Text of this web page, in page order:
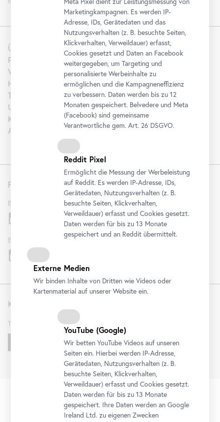
Über uns
Presse
Vermietung
Hochzeit
Tourism | B2B
Unterstützen
Karriere
Artothek
Kontakt
T
Schreiben Sie uns!
Folgen Sie uns
Belvedere
Belvedere 21
Fußzeile
Organisation AGB Datenschutz Impressum
Barrierefreiheitserklärung Hausordnung KI Cookies
2026Österreichische Galerie Belvedere
Marketingkampagnen. Es werden IP-
Adresse, IDs, Gerätedaten und das
Nutzungsverhalten (z. B. besuchte Seiten,
Klickverhalten, Verweildauer) erfasst,
Cookies gesetzt und Daten an Facebook
weitergegeben, um Targeting und
personalisierte Werbeinhalte zu
ermöglichen und die Kampagneneffizienz
zu verbessern. Daten werden bis zu 12
Monaten gespeichert. Belvedere und Meta
(Facebook) sind gemeinsame
Verantwortliche gem.Art. 26 DSGVO.
Reddit Pixel
Ermöglicht die Messung der Werbeleistung
auf Reddit. Es werden IP-Adresse, IDs,
Gerätedaten, Nutzungsverhalten (z. B.
besuchte Seiten, Klickverhalten,
Verweildauer) erfasst und Cookies gesetzt.
Daten werden für bis zu 13 Monate
gespeichert und an Reddit übermittelt.
Externe Medien
Wir binden Inhalte von Dritten wie Videos oder
Kartenmaterial auf unserer Website ein.
YouTube (Google)
Wir bettenYouTube Videos auf unseren
Seiten ein. Hierbei werden IP-Adresse,
Gerätedaten, Nutzungsverhalten (z. B.
besuchte Seiten, Klickverhalten,
Verweildauer) erfasst und Cookies gesetzt.
Daten werden für bis zu 13 Monate
gespeichert. Ihre Daten werden an Google
Ireland Ltd. zu eigenen Zwecken